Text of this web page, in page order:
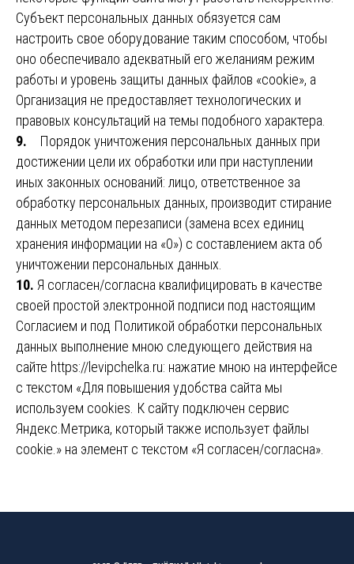
Субъект персональных данных обязуется сам
настроить свое оборудование таким способом, чтобы
оно обеспечивало адекватный его желаниям режим
работы и уровень защиты данных файлов «cookie», а
Организация не предоставляет технологических и
правовых консультаций на темы подобного характера.
9. Порядок уничтожения персональных данных при
достижении цели их обработки или при наступлении
иных законных оснований: лицо, ответственное за
обработку персональных данных, производит стирание
данных методом перезаписи (замена всех единиц
хранения информации на «0») с составлением акта об
уничтожении персональных данных.
10. Я согласен/согласна квалифицировать в качестве
своей простой электронной подписи под настоящим
Согласием и под Политикой обработки персональных
данных выполнение мною следующего действия на
сайте https://levipchelka.ru: нажатие мною на интерфейсе
с текстом «Для повышения удобства сайта мы
используем cookies. К сайту подключен сервис
Яндекс.Метрика, который также использует файлы
cookie.» на элемент с текстом «Я согласен/согласна».